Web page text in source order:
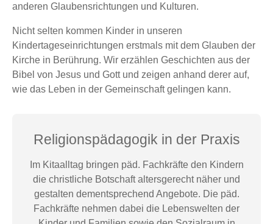
anderen Glaubensrichtungen und Kulturen.
Nicht selten kommen Kinder in unseren
Kindertageseinrichtungen erstmals mit dem Glauben der
Kirche in Berührung. Wir erzählen Geschichten aus der
Bibel von Jesus und Gott und zeigen anhand derer auf,
wie das Leben in der Gemeinschaft gelingen kann.
Religionspädagogik in der Praxis
Im Kitaalltag bringen päd. Fachkräfte den Kindern
die christliche Botschaft altersgerecht näher und
gestalten dementsprechend Angebote. Die päd.
Fachkräfte nehmen dabei die Lebenswelten der